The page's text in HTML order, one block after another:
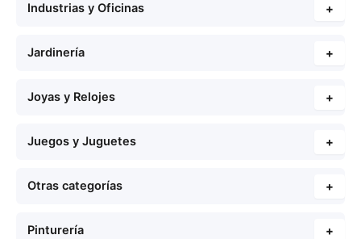
Industrias y Oficinas +
Jardinería +
Joyas y Relojes +
Juegos y Juguetes +
Otras categorías +
Pinturería +